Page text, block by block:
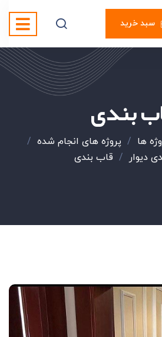
سبد خرید
بندی
ها / پروژه های انجام شده /
دیوار
/ قاب بندی